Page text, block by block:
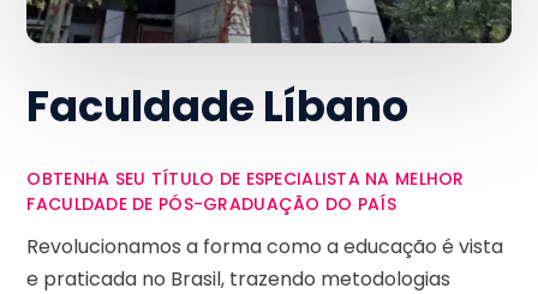
Faculdade Líbano
OBTENHA SEU TÍTULO DE ESPECIALISTA NA MELHOR
FACULDADE DE PÓS-GRADUAÇÃO DO PAÍS
Revolucionamos a forma como a educação é vista
e praticada no Brasil, trazendo metodologias